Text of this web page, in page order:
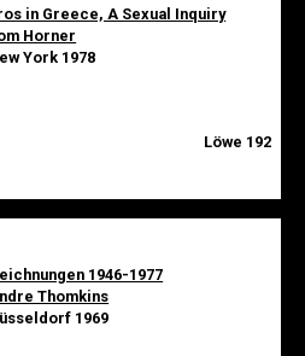
in Greece, A Sexual Inquiry
Horner
York 1978
Löwe 192
1946-1977
Thomkins
1969